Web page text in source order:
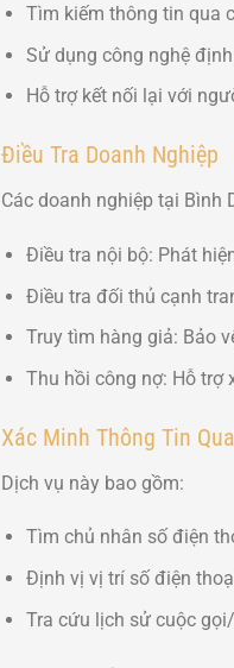
Tìm kiếm thông tin qua
Sử dụng công nghệ
Hỗ trợ kết nối lại với
Điều Tra Doanh Nghiệp
Các doanh nghiệp tại Bình
Điều tra nội bộ: Phát
Điều tra đối thủ cạnh
Truy tìm hàng giả: Bảo
Thu hồi công nợ: Hỗ trợ
Xác Minh Thông Tin
Dịch vụ này bao gồm:
Tìm chủ nhân số điện
Định vị vị trí số điện
Tra cứu lịch sử cuộc